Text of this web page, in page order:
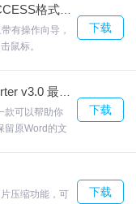
换
装向导
肤，类似Win8
欢迎来合众软
有操作向导，
鼠标。
迎来合众软件
下载
款可以帮助你
留原Word的文
载体验。
下载
压缩功能，可
下载